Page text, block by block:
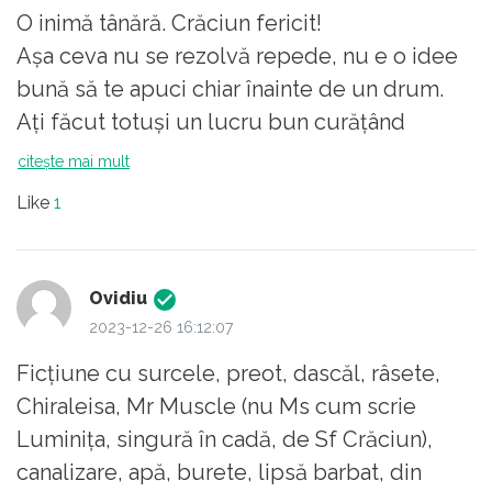
canalizarea!?”
Poate ca cel din vis, cu imbratisarea, cel cu
iubirea, de ziceti ca l-ati vrea ca sa-l iubiti, sa
priviti semineul si sa auziti colindele, daca il
tineati in casa (cineva o fi fost la un moment
desfundarea. Si va mai si pupa. Eu asa cred.
Dar pana la urma cine v-a sunat? Era chiar
Mos Craciun? Ca n-am inteles.
O inimă tânără. Crăciun fericit!
Așa ceva nu se rezolvă repede, nu e o idee
bună să te apuci chiar înainte de un drum.
Ați făcut totuși un lucru bun curățând
manual. Altfel, prind bine în casă vreo două
pompă.
citește mai mult
Like 1
Ovidiu
2023-12-26 16:12:07
Ficțiune cu surcele, preot, dascăl, râsete,
Chiraleisa, Mr Muscle (nu Ms cum scrie
Luminița, singură în cadă, de Sf Crăciun),
canalizare, apă, burete, lipsă barbat, din